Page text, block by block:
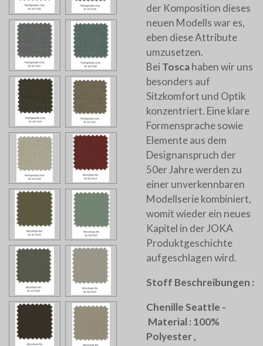
der Komposition dieses
neuen Modells war es,
eben diese Attribute
umzusetzen.
Bei Toscahaben wir uns
besonders auf
Sitzkomfort und Optik
konzentriert. Eine klare
Formensprache sowie
Elemente aus dem
Designanspruch der
50er Jahre werden zu
einer unverkennbaren
Modellserie kombiniert,
womit wieder ein neues
Kapitel in der JOKA
Produktgeschichte
aufgeschlagen wird.
Stoff Beschreibungen :
Chenille Seattle -
Material : 100%
Polyester ,